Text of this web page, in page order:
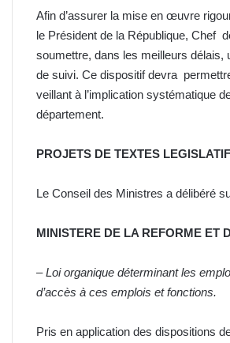
Afin d’assurer la mise en œuvre
le Président de la République, Chef
soumettre, dans les meilleurs délais,
de suivi. Ce dispositif devra
veillant à l’implication systématique
département.
PROJETS DE TEXTES
Le Conseil des Ministres a délibéré
MINISTERE DE LA REFORME ET
–Loi organique déterminant les
d’accès à ces emplois et fonctions.
Pris en application des dispositions